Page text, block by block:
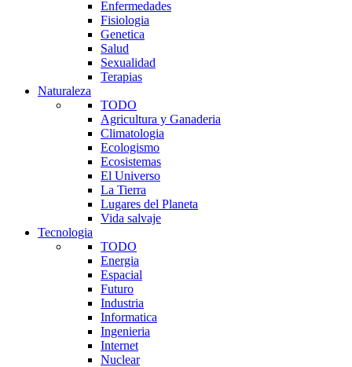
Enfermedades
Fisiologia
Genetica
Salud
Sexualidad
Terapias
Naturaleza
TODO
Agricultura y Ganaderia
Climatologia
Ecologismo
Ecosistemas
El Universo
La Tierra
Lugares del Planeta
Vida salvaje
Tecnologia
TODO
Energia
Espacial
Futuro
Industria
Informatica
Ingenieria
Internet
Nuclear